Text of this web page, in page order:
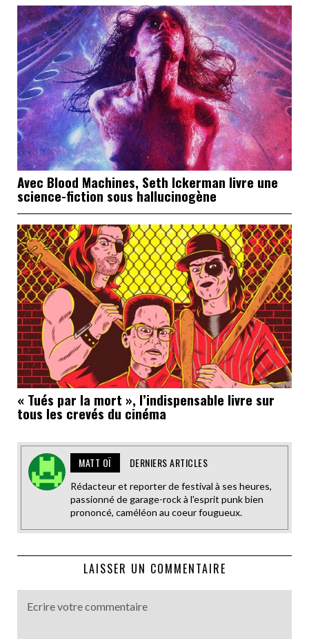
Avec Blood Machines, Seth Ickerman livre une
science-fiction sous hallucinogène
« Tués par la mort », l’indispensable livre sur
tous les crevés du cinéma
MATT OÏ DERNIERS ARTICLES
Rédacteur et reporter de festival à ses heures,
passionné de garage-rock à l'esprit punk bien
prononcé, caméléon au coeur fougueux.
LAISSER UN COMMENTAIRE